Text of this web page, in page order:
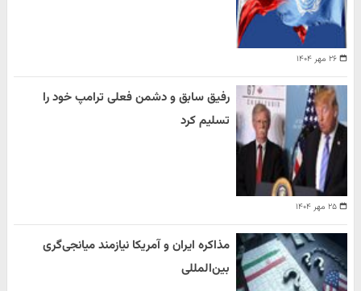
۲۶ مهر ۱۴۰۴
۲۵ مهر ۱۴۰۴
رفیق سابق و دشمن فعلی ترامپ خود را
تسلیم کرد
مذاکره ایران و آمریکا نیازمند میانجی‌گری
بین‌المللی